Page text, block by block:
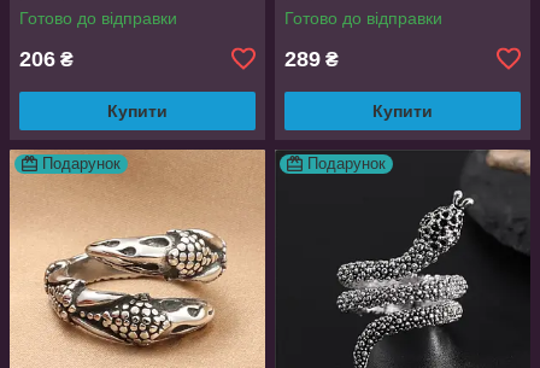
Готово до відправки
206 ₴
Купити
Готово до відправки
289 ₴
Купити
Подарунок Подарунок